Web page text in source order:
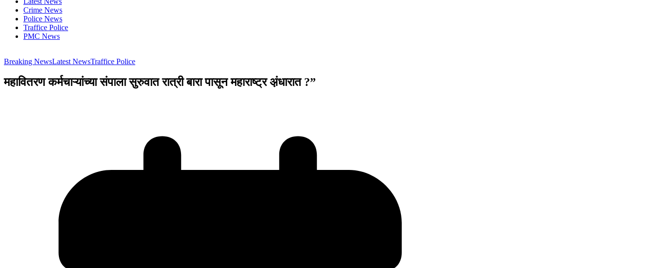
Crime News
Police News
Traffice Police
PMC News
Breaking NewsLatest NewsTraffice Police
महावितरण कर्मचाऱ्यांच्या संपाला सुरुवात रात्री बारा पासून महाराष्ट्र अ़ंधारात ?”